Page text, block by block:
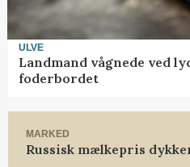
ULVE
Landmand vågnede ved
foderbordet
MARKED
Russisk mælkepris